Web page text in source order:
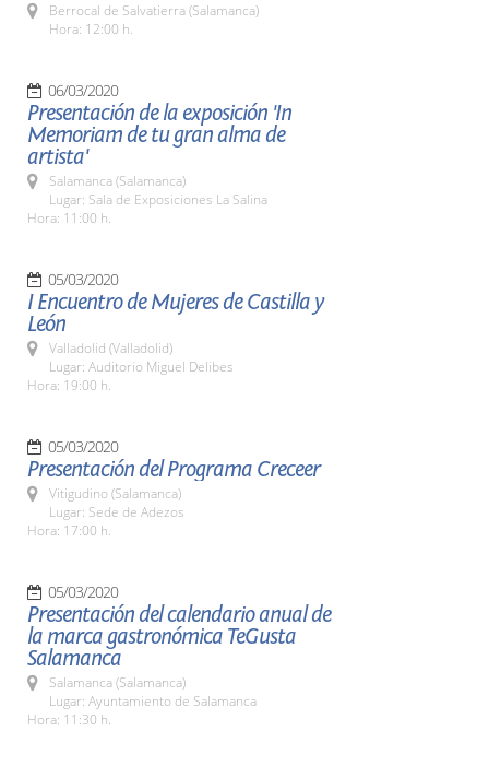
Berrocal de Salvatierra (Salamanca)
Hora: 12:00 h.
06/03/2020
Presentación de la exposición 'In
Memoriam de tu gran alma de
artista'
Salamanca (Salamanca)
Lugar: Sala de Exposiciones La Salina
Hora: 11:00 h.
05/03/2020
I Encuentro de Mujeres de Castilla y
León
Valladolid (Valladolid)
Lugar: Auditorio Miguel Delibes
Hora: 19:00 h.
05/03/2020
Presentación del Programa Creceer
Vitigudino (Salamanca)
Lugar: Sede de Adezos
Hora: 17:00 h.
05/03/2020
Presentación del calendario anual de
la marca gastronómica TeGusta
Salamanca
Salamanca (Salamanca)
Lugar: Ayuntamiento de Salamanca
Hora: 11:30 h.